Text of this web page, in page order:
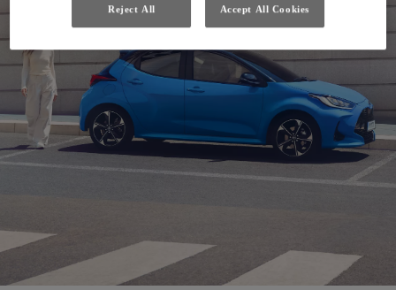
Reject All Accept All Cookies